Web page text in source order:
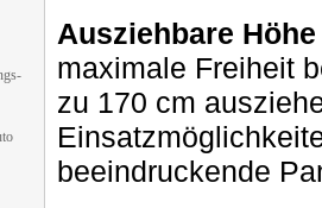
Ausziehbare
maximale Freiheit
zu 170 cm
beeindruckende